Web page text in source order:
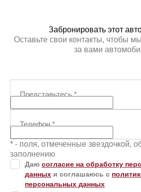
Забронировать этот
Оставьте свои контакты, чтобы
за вами
Представьтесь*
Телефон*
* - поля, отмеченные звездочкой,
заполнению
Даю согласие на обработку
данных и соглашаюсь с
персональных данных